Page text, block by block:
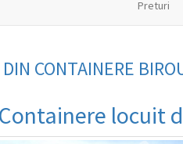
Preturi
CONTAINERE
Containere locuit